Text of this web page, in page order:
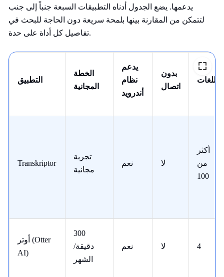
يدعمها. يضع الجدول أدناه التطبيقات السبعة جنباً إلى جنب
لتتمكن من المقارنة بينها بلمحة سريعة دون الحاجة للبحث في
تفاصيل كل أداة على حدة.
التطبيق
الخطة
المجانية
يدعم
نظام
أندرويد
بدون
اتصال
اللغات
Transkriptor
تجربة
مجانية
نعم لا
أكثر
من
100
أوتر (Otter
AI)
300
دقيقة/
الشهر
نعم لا 4